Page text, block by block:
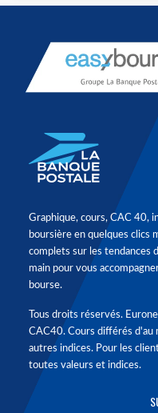
Graphique, cours, CAC 40,
boursière en quelques clics
complets sur les tendances
main pour vous
bourse.
Tous droits réservés.
CAC40. Cours différés d'au
autres indices. Pour les
toutes valeurs et indices.